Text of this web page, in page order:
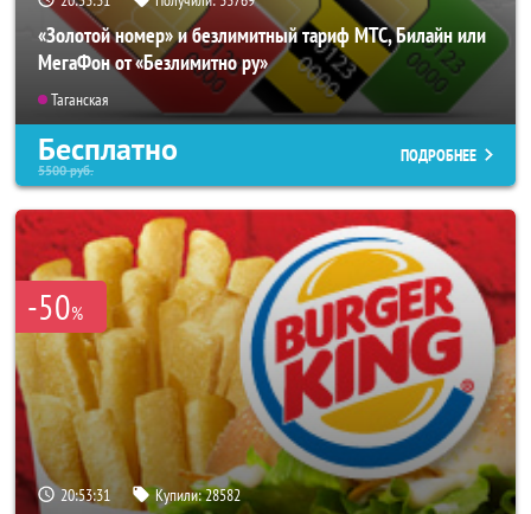
«Золотой номер» и безлимитный тариф МТС, Билайн или
МегаФон от «Безлимитно ру»
Таганская
Бесплатно
5500руб.
ПОДРОБНЕЕ
-50%
20:53:27 Купили:28582